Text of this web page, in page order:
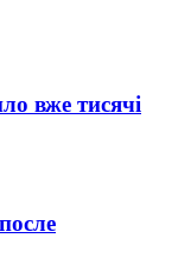
вже тисячі